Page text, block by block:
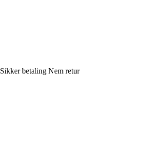
Sikker betaling Nem retur